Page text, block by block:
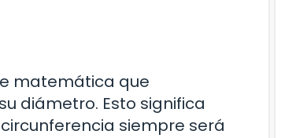
matemática que
diámetro. Esto significa
siempre será